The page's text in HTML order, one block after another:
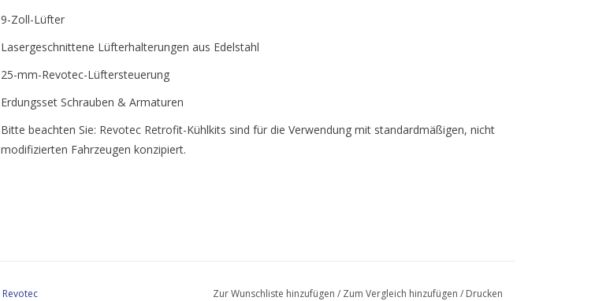
9-Zoll-Lüfter
Lasergeschnittene Lüfterhalterungen aus Edelstahl
25-mm-Revotec-Lüftersteuerung
Erdungsset Schrauben & Armaturen
Bitte beachten Sie: Revotec Retrofit-Kühlkits sind für die Verwendung mit standardmäßigen, nicht
modifizierten Fahrzeugen konzipiert.
Revotec Zur Wunschliste hinzufügen / Zum Vergleich hinzufügen / Drucken